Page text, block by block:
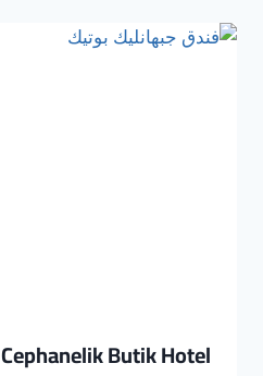
Cephanelik Butik Hotel